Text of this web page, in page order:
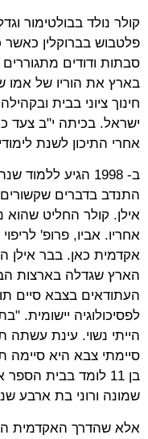
קולר נולד בבולטימור
פלטבוש בברוקלין
סבתות ודודים
בארץ את הוריו של אמו
חינוך ציוני בבית
ישראל. בכיתה י"ב צעד
אחרי התיכון לשנת
ב- 1998 הגיע
התנדב בדברים שקשורים
אילן. קולר החליט שהוא
אחריו. אביו, פרופ'
אקדמית כאן. בבר אילן
הארץ שגדלה בארצות
העתודאים בצבא סיים
לפסיכולוגיה יישומית.
הייתי נשוי. עינת עשתה
סיימתי צבא היא סיימה
בן 11 לומד בבית
שמונה ורוני בת ארבע
אלא שהדרך האקדמית